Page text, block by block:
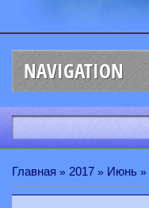
NAVIGATION
Главная » 2017 » Июнь »